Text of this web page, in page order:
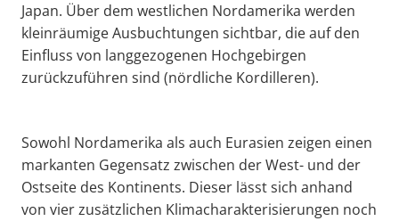
Japan. Über dem westlichen Nordamerika werden
kleinräumige Ausbuchtungen sichtbar, die auf den
Einfluss von langgezogenen Hochgebirgen
zurückzuführen sind (nördliche Kordilleren).
Sowohl Nordamerika als auch Eurasien zeigen einen
markanten Gegensatz zwischen der West- und der
Ostseite des Kontinents. Dieser lässt sich anhand
von vier zusätzlichen Klimacharakterisierungen noch